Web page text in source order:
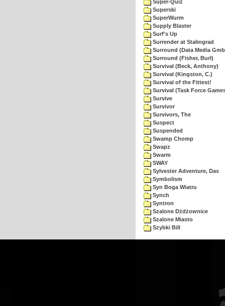
Super-Quiz
Superski
SuperWurm
Supply Blaster
Surf's Up
Surrender at Stalingrad
Surround (Data Media
Surround (Fisher, Burl)
Survival (Beck, Anthony)
Survival (Kingston, C.)
Survival of the Fittest!
Survival (Task Force
Survive
Survivor
Survivors, The
Suspect
Suspended
Swamp Chomp
Swapz
Swarm
SWAY
Sylvester Adventure, Das
Symbolism
Syn Boga Wiatru
Synch
Syntron
Szalone Dżdżownice
Szalone Miasto
Szybki Bill